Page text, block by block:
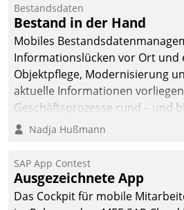
Bestandsdaten
Bestand in der Hand
Mobiles
Informationslücken vor Ort und
Objektpflege, Modernisierung
aktuelle Informationen
Geschäftsprozesse rund – und
Nadja Hußmann
SAP App Contest
Ausgezeichnete App
Das Cockpit für mobile